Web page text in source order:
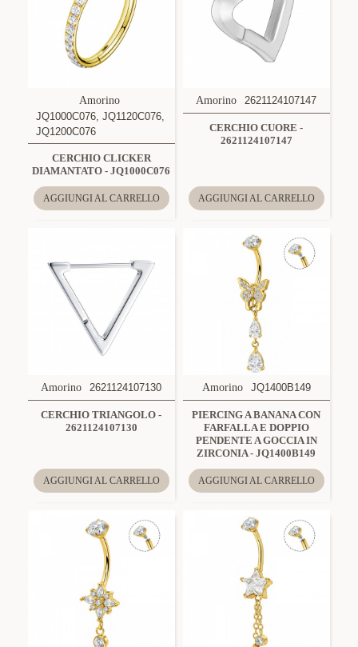
Amorino
JQ1000C076, JQ1120C076,
JQ1200C076
CERCHIO CLICKER
DIAMANTATO - JQ1000C076
AGGIUNGI AL CARRELLO
Amorino 2621124107147
CERCHIO CUORE -
2621124107147
AGGIUNGI AL CARRELLO
Amorino 2621124107130
CERCHIO TRIANGOLO -
2621124107130
AGGIUNGI AL CARRELLO
Amorino JQ1400B149
PIERCING A BANANA CON
FARFALLA E DOPPIO
PENDENTE A GOCCIA IN
ZIRCONIA - JQ1400B149
AGGIUNGI AL CARRELLO